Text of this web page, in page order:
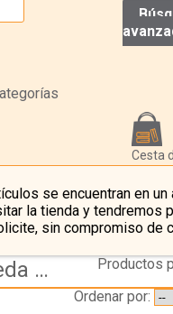
Cesta
se encuentran en un
la tienda y tendremos
sin compromiso de
Resultado de la búsqueda de autor gil-albert,-juan
Productos
Ordenar por: